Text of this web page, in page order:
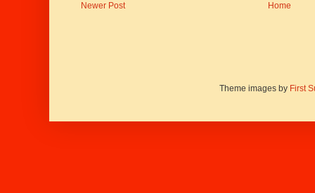
Newer Post Home
Theme images by First